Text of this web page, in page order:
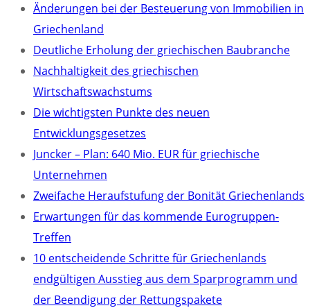
Änderungen bei der Besteuerung von Immobilien in
Griechenland
Deutliche Erholung der griechischen Baubranche
Nachhaltigkeit des griechischen
Wirtschaftswachstums
Die wichtigsten Punkte des neuen
Entwicklungsgesetzes
Juncker – Plan: 640 Mio. EUR für griechische
Unternehmen
Zweifache Heraufstufung der Bonität Griechenlands
Erwartungen für das kommende Eurogruppen-
Treffen
10 entscheidende Schritte für Griechenlands
endgültigen Ausstieg aus dem Sparprogramm und
der Beendigung der Rettungspakete